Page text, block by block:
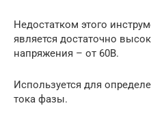
Недостатком этого
является достаточно
напряжения – от 60В.
Используется для
тока фазы.